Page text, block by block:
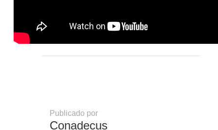
Publicado por
Conadecus